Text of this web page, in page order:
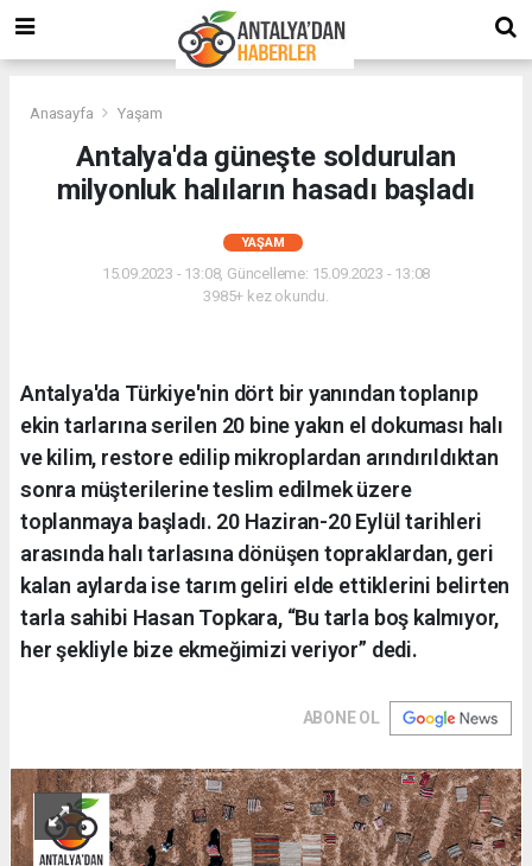
Anasayfa Yaşam
Antalya'da güneşte soldurulan
milyonluk halıların hasadı başladı
YAŞAM
15.09.2023 - 13:08, Güncelleme: 15.09.2023 - 13:08
3985+ kez okundu.
Antalya'da Türkiye'nin dört bir yanından toplanıp
ekin tarlarına serilen 20 bine yakın el dokuması halı
ve kilim, restore edilip mikroplardan arındırıldıktan
sonra müşterilerine teslim edilmek üzere
toplanmaya başladı. 20 Haziran-20 Eylül tarihleri
arasında halı tarlasına dönüşen topraklardan, geri
kalan aylarda ise tarım geliri elde ettiklerini belirten
tarla sahibi Hasan Topkara, “Bu tarla boş kalmıyor,
her şekliyle bize ekmeğimizi veriyor” dedi.
ABONE OL